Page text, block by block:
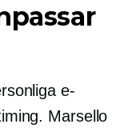
e-
Marsello